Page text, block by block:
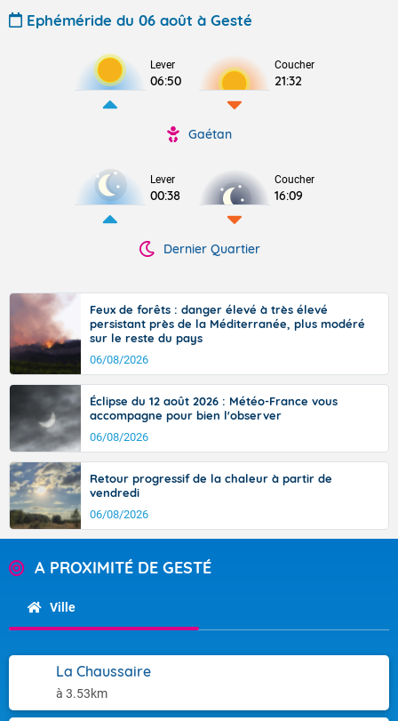
Ephéméride du 06 août à Gesté
Lever
06:50
Coucher
21:32
Gaétan
Lever
00:38
Coucher
16:09
Dernier Quartier
Feux de forêts : danger élevé à très élevé
persistant près de la Méditerranée, plus modéré
sur le reste du pays
06/08/2026
Éclipse du 12 août 2026 : Météo-France vous
accompagne pour bien l'observer
06/08/2026
Retour progressif de la chaleur à partir de
vendredi
06/08/2026
A PROXIMITÉ DE GESTÉ
Ville
La Chaussaire
à 3.53km